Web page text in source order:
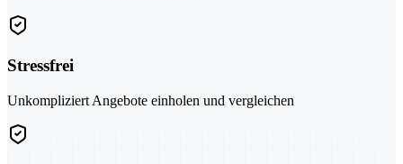
Stressfrei
Unkompliziert Angebote einholen und vergleichen